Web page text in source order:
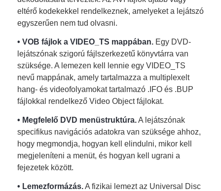
eltérő kodekekkel rendelkeznek, amelyeket a lejátszó
egyszerűen nem tud olvasni.
• VOB fájlok a VIDEO_TS mappában. Egy DVD-
lejátszónak szigorú fájlszerkezetű könyvtárra van
szüksége. A lemezen kell lennie egy VIDEO_TS
nevű mappának, amely tartalmazza a multiplexelt
hang- és videofolyamokat tartalmazó .IFO és .BUP
fájlokkal rendelkező Video Object fájlokat.
• Megfelelő DVD menüstruktúra.A lejátszónak
specifikus navigációs adatokra van szüksége ahhoz,
hogy megmondja, hogyan kell elindulni, mikor kell
megjeleníteni a menüt, és hogyan kell ugrani a
fejezetek között.
• Lemezformázás.A fizikai lemezt az Universal Disc